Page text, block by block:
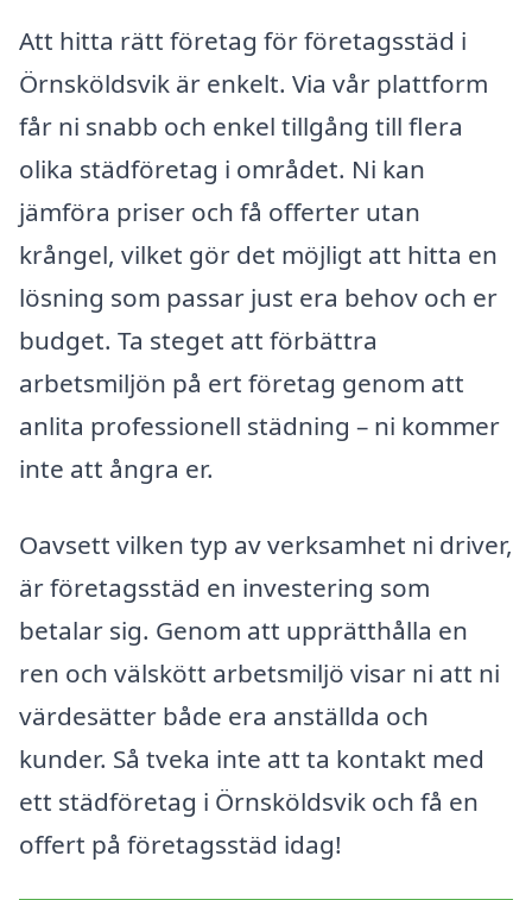
Att hitta rätt företag för företagsstäd i
Örnsköldsvik är enkelt. Via vår plattform
får ni snabb och enkel tillgång till flera
olika städföretag i området. Ni kan
jämföra priser och få offerter utan
krångel, vilket gör det möjligt att hitta en
lösning som passar just era behov och er
budget. Ta steget att förbättra
arbetsmiljön på ert företag genom att
anlita professionell städning – ni kommer
inte att ångra er.
Oavsett vilken typ av verksamhet ni driver,
är företagsstäd en investering som
betalar sig. Genom att upprätthålla en
ren och välskött arbetsmiljö visar ni att ni
värdesätter både era anställda och
kunder. Så tveka inte att ta kontakt med
ett städföretag i Örnsköldsvik och få en
offert på företagsstäd idag!